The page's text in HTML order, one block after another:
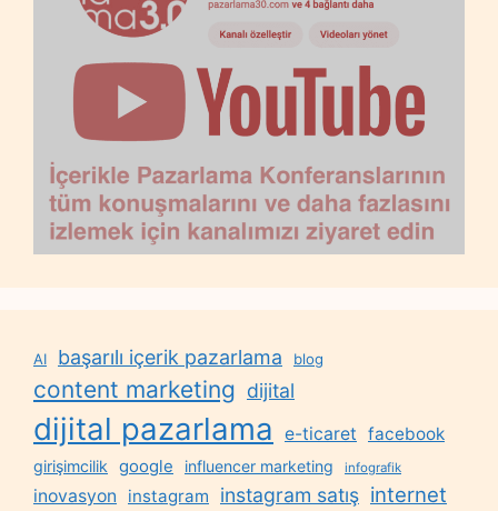
AI başarılı içerik pazarlama blog
content marketing dijital
dijital pazarlama e-ticaret facebook
girişimcilik google influencer marketing infografik
inovasyon instagram instagram satış internet